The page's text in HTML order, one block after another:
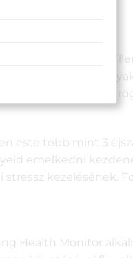
túrázol.
hozzá a kedvenc
pontosan
este több mint 3
emelkedni
kezelésének.
Health Monitor